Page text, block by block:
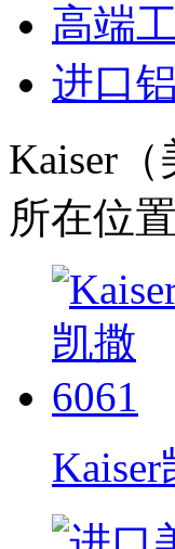
高端
进口
Kaiser（
所在位置
Kaiser